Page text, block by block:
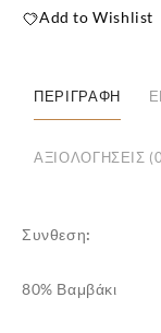
Add to Wishlist
ΠΕΡΙΓΡΑΦΉ
ΑΞΙΟΛΟΓΉΣΕΙΣ
Συνθεση:
80% Βαμβάκι